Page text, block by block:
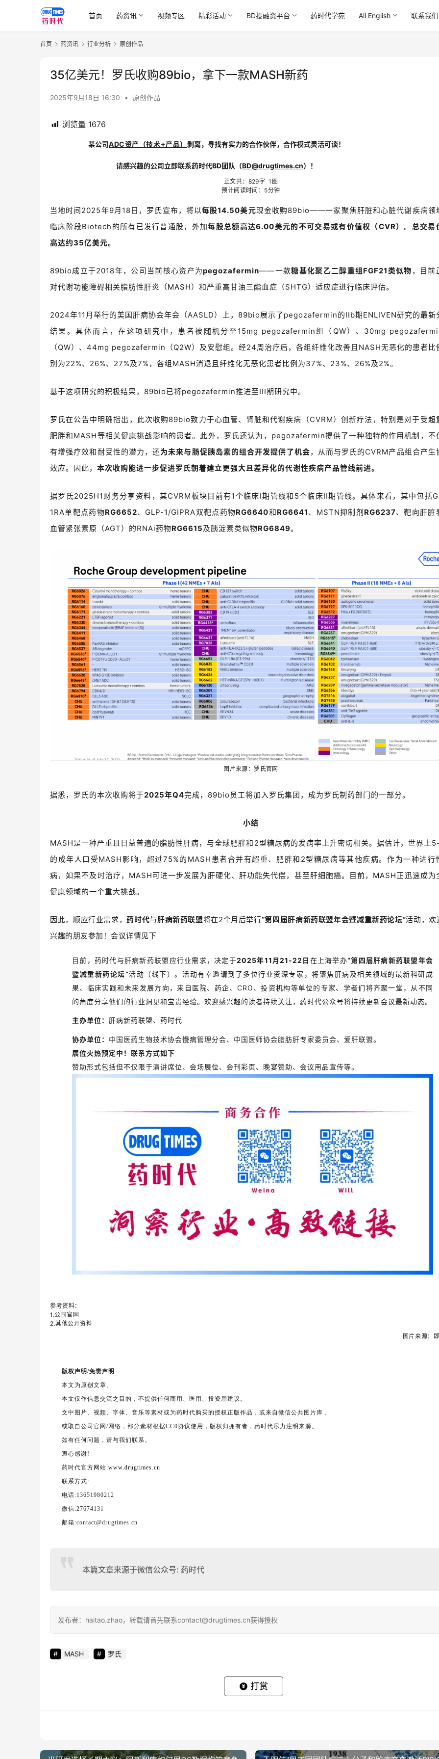
首页 药资讯 视频专区 精彩活动 BD投融资平台 药时代学苑 All English 联系我们
首页 药资讯 行业分析 原创作品
35亿美元！罗氏收购89bio，拿下一款MASH新药
2025年9月18日 16:30 • 原创作品
浏览量 1676
某公司ADC资产（技术+产品） 剥离，寻找有实力的合作伙伴，合作模式灵活可谈！
请感兴趣的公司立即联系药时代BD团队（BD@drugtimes.cn）！
正文共：829字 1图
预计阅读时间：5分钟
当地时间2025年9月18日， 罗氏宣布，将以每股14.50美元现金收购89bio——一家聚焦肝脏和心脏代谢疾病领
临床阶段Biotech的所有已发行普通股，外加每股总额高达6.00美元的不可交易或有价值权（CVR）。 总交易
高达约35亿美元。
89bio成立于2018年，公司当前核心资产为pegozafermin——一款糖基化聚乙二醇重组FGF21类似物 ，目前
对代谢功能障碍相关脂肪性肝炎（MASH）和严重高甘油三酯血症（SHTG）适应症进行临床评估。
2024年11月举行的美国肝病协会年会（AASLD）上，89bio展示了pegozafermin的IIb期ENLIVEN研究的最新
结果。具体而言，在这项研究中，患者被随机分至15mg pegozafermin组（QW）、30mg
（QW）、44mg pegozafermin（Q2W）及安慰组。经24周治疗后，各组纤维化改善且NASH无恶化的患者比
别为22%、26%、27%及7%，各组MASH消退且纤维化无恶化患者比例为37%、23%、26%及2%。
基于这项研究的积极结果，89bio已将pegozafermin推进至III期研究中。
罗氏在公告中明确指出，此次收购89bio致力于心血管、肾脏和代谢疾病（CVRM）创新疗法，特别是对于受超
肥胖和MASH等相关健康挑战影响的患者。此外，罗氏还认为，pegozafermin提供了一种独特的作用机制，不
有增强疗效和耐受性的潜力，还为未来与肠促胰岛素的组合开发提供了机会，从而与罗氏的CVRM产品组合产生
效应。因此， 本次收购能进一步促进罗氏朝着建立更强大且差异化的代谢性疾病产品管线前进。
据罗氏2025H1财务分享资料，其CVRM板块目前有1个临床I期管线和5个临床II期管线。具体来看，其中包括
1RA单靶点药物RG6652、GLP-1/GIPRA双靶点药物RG6640和RG6641、MSTN抑制剂 RG6237、靶向肝脏
血管紧张素原（AGT）的RNAi药物RG6615及胰淀素类似物RG6849。
图片来源：罗氏官网
据悉，罗氏的本次收购将于2025年Q4完成，89bio员工将加入罗氏集团，成为罗氏制药部门的一部分。
小结
MASH是一种严重且日益普遍的脂肪性肝病，与全球肥胖和2型糖尿病的发病率上升密切相关。据估计，世界上
的成年人口受MASH影响，超过75%的MASH患者合并有超重、肥胖和2型糖尿病等其他疾病。作为一种进行
病，如果不及时治疗，MASH可进一步发展为肝硬化、肝功能失代偿，甚至肝细胞癌。目前，MASH正迅速成为
健康领域的一个重大挑战。
因此， 顺应行业需求，药时代与肝病新药联盟将在2个月后举行“第四届肝病新药联盟年会暨减重新药论坛”活动，欢
兴趣的朋友参加！会议详情见下
目前，药时代与肝病新药联盟应行业需求，决定于2025年11月21-22日 在上海举办“第四届肝病新药联盟年会
暨减重新药论坛”活动（线下）。活动有幸邀请到了多位行业资深专家，将聚焦肝病及相关领域的最新科研成
果、临床实践和未来发展方向，来自医院、药企、CRO、投资机构等单位的专家、学者们将齐聚一堂，从不同
的角度分享他们的行业洞见和宝贵经验。欢迎感兴趣的读者持续关注，药时代公众号将持续更新会议最新动态。
主办单位： 肝病新药联盟、药时代
协办单位： 中国医药生物技术协会慢病管理分会、中国医师协会脂肪肝专家委员会、爱肝联盟。
展位火热预定中！联系方式如下
赞助形式包括但不仅限于演讲席位、会场展位、会刊彩页、晚宴赞助、会议用品宣传等。
参考资料：
1.公司官网
2.其他公开资料
图片来源：
版权声明/免责声明
本文为原创文章。
本文仅作信息交流之目的，不提供任何商用、医用、投资用建议。
文中图片、视频、字体、音乐等素材或为药时代购买的授权正版作品，或来自微信公共图片库，
或取自公司官网/网络，部分素材根据CC0协议使用，版权归拥有者，药时代尽力注明来源。
如有任何问题，请与我们联系。
衷心感谢!
药时代官方网站:www.drugtimes.cn
联系方式:
电话:13651980212
微信:27674131
邮箱:contact@drugtimes.cn
本篇文章来源于微信公众号: 药时代
发布者：haitao.zhao，转载请首先联系contact@drugtimes.cn获得授权
MASH 罗氏
打赏